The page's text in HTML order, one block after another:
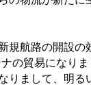
規航路の開設の
の貿易になりま
りまして、明る